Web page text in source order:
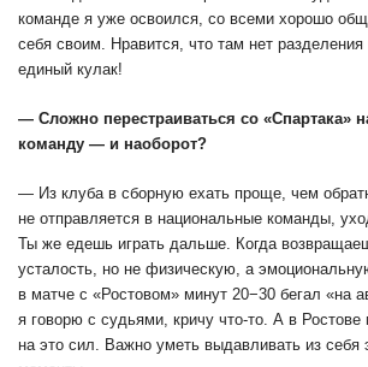
команде я уже освоился, со всеми хорошо
себя своим. Нравится, что там нет
единый кулак!
— Сложно перестраиваться со «Спартака»
команду — и наоборот?
— Из клуба в сборную ехать проще, чем
не отправляется в национальные команды,
Ты же едешь играть дальше. Когда
усталость, но не физическую, а
в матче с «Ростовом» минут 20−30 бегал «на
я говорю с судьями, кричу что-то. А в Ростове
на это сил. Важно уметь выдавливать из себя